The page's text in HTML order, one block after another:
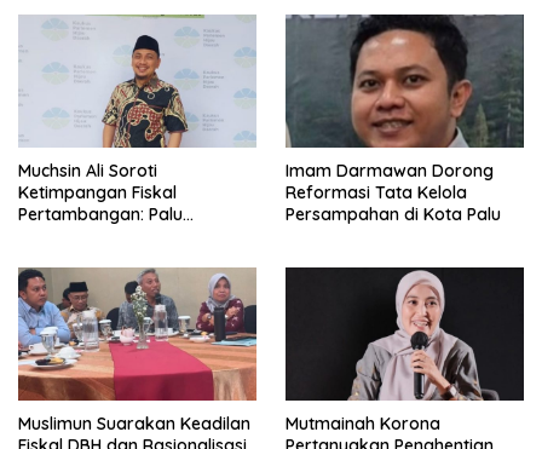
Muchsin Ali Soroti
Ketimpangan Fiskal
Pertambangan: Palu
Imam Darmawan Dorong
Reformasi Tata Kelola
Persampahan di Kota Palu
Muslimun Suarakan Keadilan
Mutmainah Korona